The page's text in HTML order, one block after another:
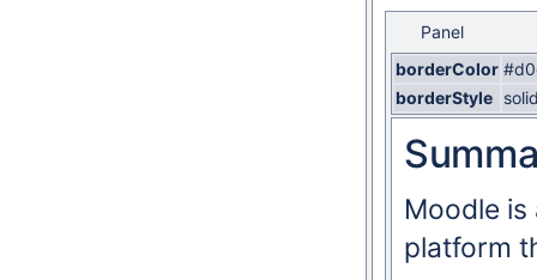
Panel
borderColor
borderStyle
Moodle
platform